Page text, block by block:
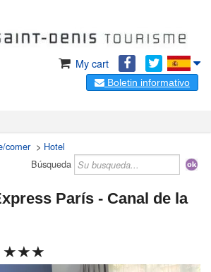
My cart
Boletin informativo
comer> Hotel
Búsqueda
París - Canal de la
★★★